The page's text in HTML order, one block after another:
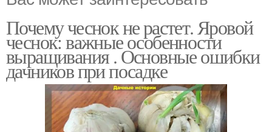
Почему чеснок не растет. Яровой
чеснок: важные особенности
выращивания . Основные ошибки
дачников при посадке